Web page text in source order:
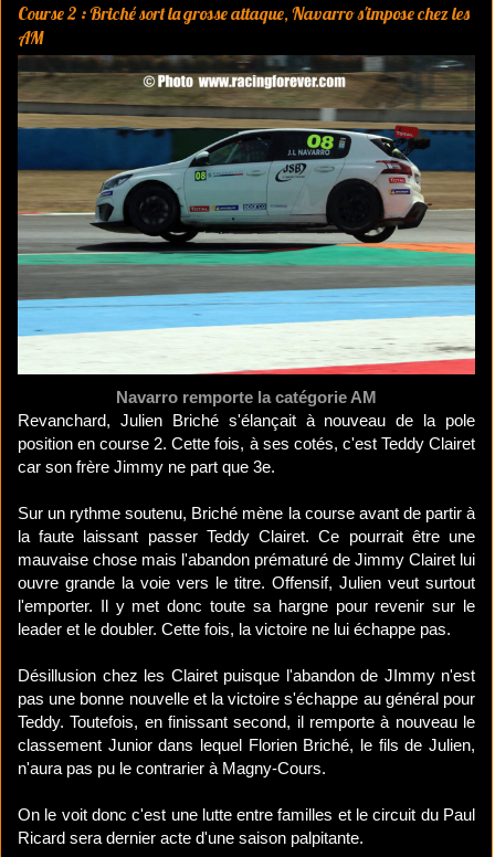
Course 2 : Briché sort la grosse attaque, Navarro s'impose chez les
AM
Navarro remporte la catégorie AM
Revanchard, Julien Briché s'élançait à nouveau de la pole
position en course 2. Cette fois, à ses cotés, c'est Teddy Clairet
car son frère Jimmy ne part que 3e.
Sur un rythme soutenu, Briché mène la course avant de partir à
la faute laissant passer Teddy Clairet. Ce pourrait être une
mauvaise chose mais l'abandon prématuré de Jimmy Clairet lui
ouvre grande la voie vers le titre. Offensif, Julien veut surtout
l'emporter. Il y met donc toute sa hargne pour revenir sur le
leader et le doubler. Cette fois, la victoire ne lui échappe pas.
Désillusion chez les Clairet puisque l'abandon de JImmy n'est
pas une bonne nouvelle et la victoire s'échappe au général pour
Teddy. Toutefois, en finissant second, il remporte à nouveau le
classement Junior dans lequel Florien Briché, le fils de Julien,
n'aura pas pu le contrarier à Magny-Cours.
On le voit donc c'est une lutte entre familles et le circuit du Paul
Ricard sera dernier acte d'une saison palpitante.